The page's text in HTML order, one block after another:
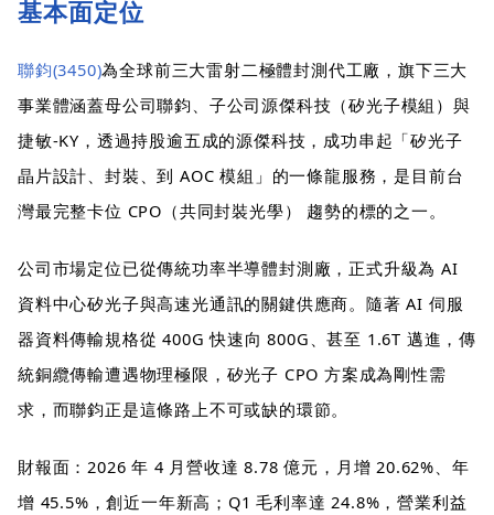
基本面定位
聯鈞(3450)為全球前三大雷射二極體封測代工廠，旗下三大
事業體涵蓋母公司聯鈞、子公司源傑科技（矽光子模組）與
捷敏-KY，透過持股逾五成的源傑科技，成功串起「矽光子
晶片設計、封裝、到 AOC 模組」的一條龍服務，是目前台
灣最完整卡位 CPO（共同封裝光學） 趨勢的標的之一。
公司市場定位已從傳統功率半導體封測廠，正式升級為 AI
資料中心矽光子與高速光通訊的關鍵供應商。隨著 AI 伺服
器資料傳輸規格從 400G 快速向 800G、甚至 1.6T 邁進，傳
統銅纜傳輸遭遇物理極限，矽光子 CPO 方案成為剛性需
求，而聯鈞正是這條路上不可或缺的環節。
財報面：2026 年 4 月營收達 8.78 億元，月增 20.62%、年
增 45.5%，創近一年新高；Q1 毛利率達 24.8%，營業利益